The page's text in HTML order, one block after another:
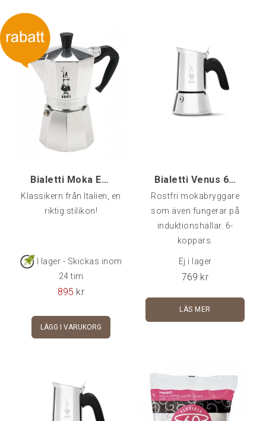
Bialetti Moka Express, 9-kopp
Klassikern från Italien, en
riktig stilikon!
I lager - Skickas inom
24 tim
895 kr
LÄGG I VARUKORG
Bialetti Venus 6-koppars
Rostfri mokabryggare
som även fungerar på
induktionshällar. 6-
koppars.
Ej i lager
769 kr
LÄS MER